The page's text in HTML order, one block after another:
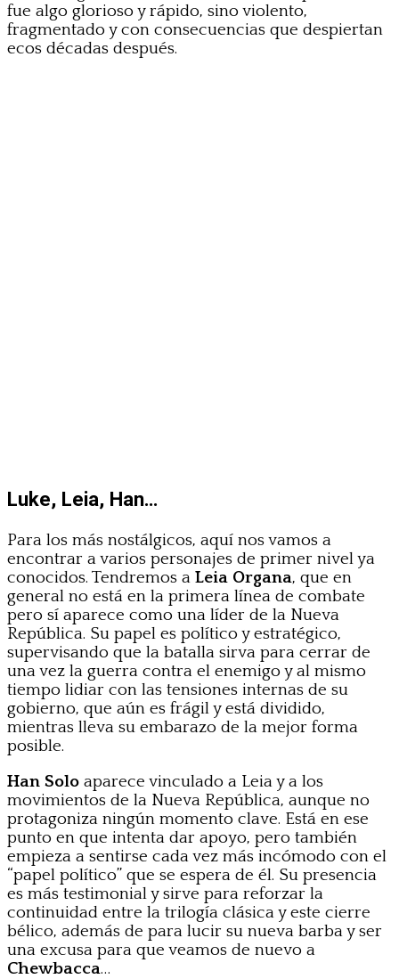
fue algo glorioso y rápido, sino violento,
fragmentado y con consecuencias que despiertan
ecos décadas después.
Luke, Leia, Han…
Para los más nostálgicos, aquí nos vamos a
encontrar a varios personajes de primer nivel ya
conocidos. Tendremos a Leia Organa, que en
general no está en la primera línea de combate
pero sí aparece como una líder de la Nueva
República. Su papel es político y estratégico,
supervisando que la batalla sirva para cerrar de
una vez la guerra contra el enemigo y al mismo
tiempo lidiar con las tensiones internas de su
gobierno, que aún es frágil y está dividido,
mientras lleva su embarazo de la mejor forma
posible.
Han Solo aparece vinculado a Leia y a los
movimientos de la Nueva República, aunque no
protagoniza ningún momento clave. Está en ese
punto en que intenta dar apoyo, pero también
empieza a sentirse cada vez más incómodo con el
“papel político” que se espera de él. Su presencia
es más testimonial y sirve para reforzar la
continuidad entre la trilogía clásica y este cierre
bélico, además de para lucir su nueva barba y ser
una excusa para que veamos de nuevo a
Chewbacca…